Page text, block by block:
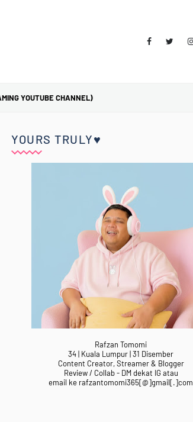
YOUTUBE CHANNEL)
YOURS TRULY♥
Rafzan Tomomi
34 | Kuala Lumpur | 31 Disember
Content Creator, Streamer & Blogger
Review / Collab - DM dekat IG atau
email ke rafzantomomi365[@]gmail[.]com